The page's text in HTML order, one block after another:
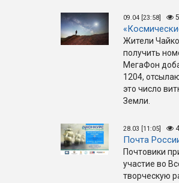
09.04 [23:58]
Жители
получить
МегаФон
1204,
это число
Земли.
28.03 [11:05]
Почта
Почтовики
участие во
творческую